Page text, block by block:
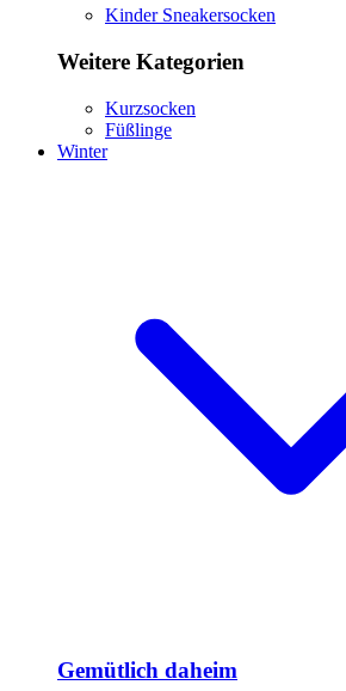
Kinder Sneakersocken
Weitere Kategorien
Kurzsocken
Füßlinge
Winter
Gemütlich daheim